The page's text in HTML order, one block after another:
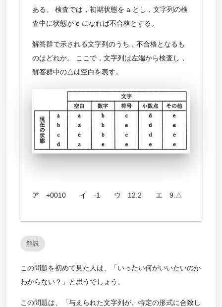
ある。 検査では，初期状態を a とし，文字列の検
査中に状態が e になれば不合格とする。
解答群で示される文字列のうち，不合格となるも
のはどれか。 ここで，文字列は左端から検査し，
解答群中の△は空白を表す。
ア +0010 イ -1 ウ 12.2 エ 9.△
解説
この問題を初めて見た人は、「いったい何がいいたいのか
わからない？」と思うでしょう。
この問題は、「与えられた文字列が、特定の形式に合致し